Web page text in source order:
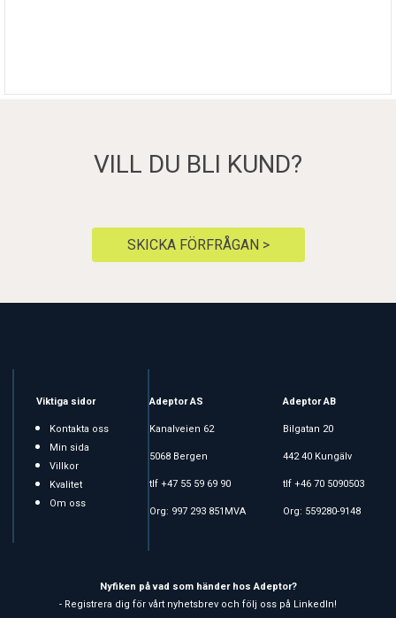
VILL DU BLI KUND?
SKICKA FÖRFRÅGAN >
Viktiga sidor
Kontakta oss
Min sida
Villkor
Kvalitet
Om oss
Adeptor AS
Kanalveien 62
5068 Bergen
tlf +47 55 59 69 90
Org: 997 293 851MVA
Adeptor AB
Bilgatan 20
442 40 Kungälv
tlf +46 70 5090503
Org: 559280-9148
Nyfiken på vad som händer hos Adeptor?
- Registrera dig för vårt nyhetsbrev och följ oss på LinkedIn!